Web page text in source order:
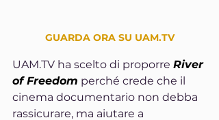
GUARDA ORA SU UAM.TV
UAM.TV ha scelto di proporre River
of Freedom perché crede che il
cinema documentario non debba
rassicurare, ma aiutare a